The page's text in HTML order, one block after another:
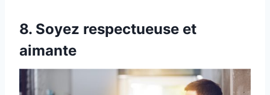
8. Soyez respectueuse et
aimante